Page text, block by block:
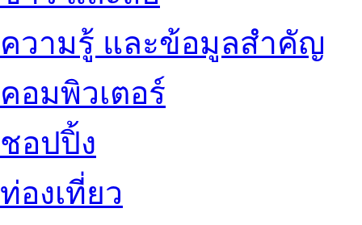
ความรู้ และข้อมูลสำคัญ
คอมพิวเตอร์
ชอปปิ้ง
ท่องเที่ยว